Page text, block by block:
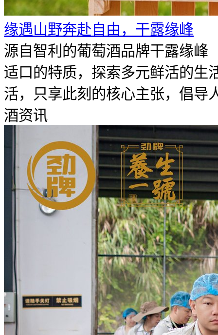
​缘遇山野奔赴自由，干露缘峰
源自智利的葡萄酒品牌干露缘峰
适口的特质，探索多元鲜活的生
活，只享此刻的核心主张，倡导
酒资讯